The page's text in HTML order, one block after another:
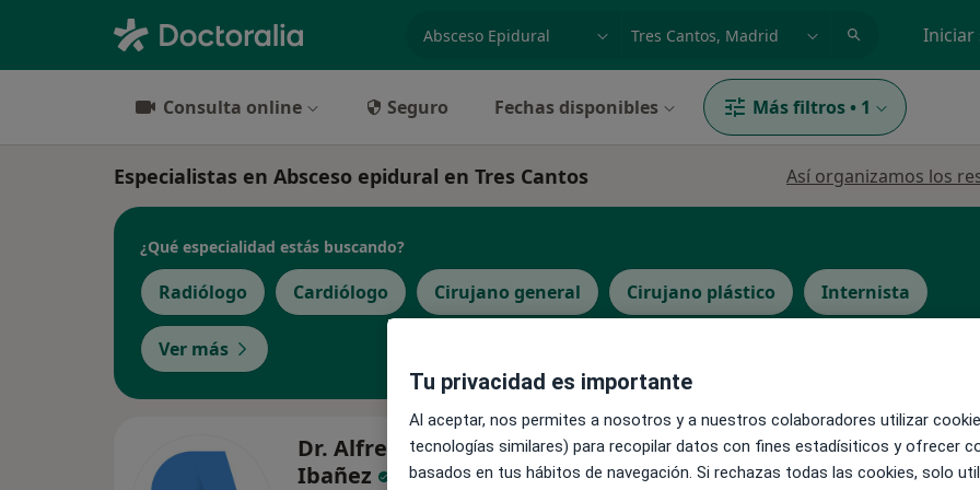
Iniciar
Consulta online Seguro Fechas disponibles Más filtros • 1
Especialistas en Absceso epidural en Tres Cantos Así organizamos los
¿Qué especialidad estás buscando?
Radiólogo Cardiólogo Cirujano general Cirujano plástico Internista
Ver más
Dr. Alfredo Cuevas
Ibañez
Esta dirección no tiene calendario
Ver direcciones con calendario online
Tu privacidad es importante
Al aceptar, nos permites a nosotros y a nuestros colaboradores utilizar
tecnologías similares) para recopilar datos con fines estadísiticos y ofrecer
basados en tus hábitos de navegación. Si rechazas todas las cookies, solo